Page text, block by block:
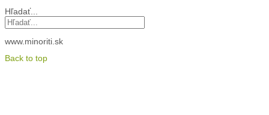
Hľadať...
www.minoriti.sk
Back to top